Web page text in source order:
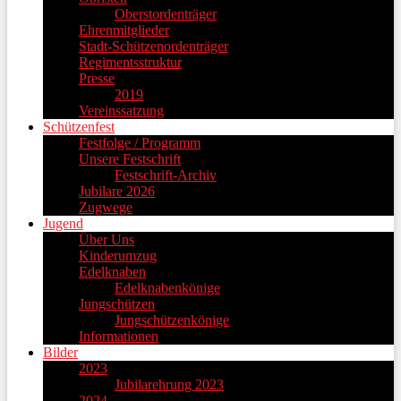
Oberstordenträger
Ehrenmitglieder
Stadt-Schützenordenträger
Regimentsstruktur
Presse
2019
Vereinssatzung
Schützenfest
Festfolge / Programm
Unsere Festschrift
Festschrift-Archiv
Jubilare 2026
Zugwege
Jugend
Über Uns
Kinderumzug
Edelknaben
Edelknabenkönige
Jungschützen
Jungschützenkönige
Informationen
Bilder
2023
Jubilarehrung 2023